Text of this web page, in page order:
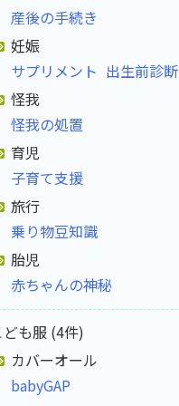
産後の手続き
妊娠
サプリメント 出生前診断
怪我
怪我の処置
育児
子育て支援
旅行
乗り物豆知識
胎児
赤ちゃんの神秘
ども服 (4件)
カバーオール
babyGAP